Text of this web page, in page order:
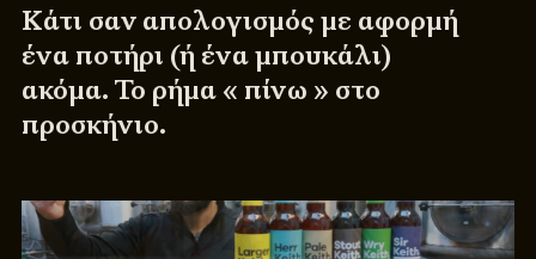
Κάτι σαν απολογισμός με αφορμή
ένα ποτήρι (ή ένα μπουκάλι)
ακόμα. Το ρήμα « πίνω » στο
προσκήνιο.